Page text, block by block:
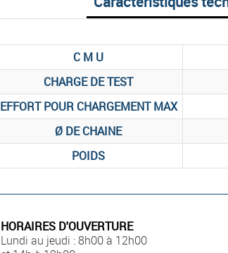
C M U
CHARGE DE TEST
EFFORT POUR CHARGEMENT MAX
Ø DE CHAINE
POIDS
HORAIRES D'OUVERTURE
Lundi au jeudi : 8h00 à 12h00